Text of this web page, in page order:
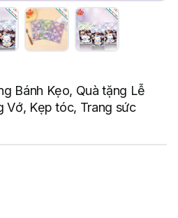
Bánh Kẹo, Quà tặng Lễ
Vớ, Kẹp tóc, Trang sức